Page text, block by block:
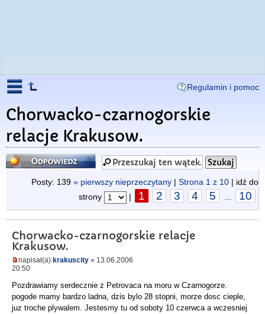
Regulamin i pomoc
Chorwacko-czarnogorskie
relacje Krakusow.
Odpowiedz
Posty: 139 » pierwszy nieprzeczytany | Strona 1 z 10 | idź do
strony
| 1 2 3 4 5 10
Chorwacko-czarnogorskie relacje
Krakusow.
napisał(a) krakuscity » 13.06.2006
20:50
Pozdrawiamy serdecznie z Petrovaca na moru w Czarnogorze.
pogode mamy bardzo ladna, dzis bylo 28 stopni, morze dosc cieple,
juz troche plywalem. Jestesmy tu od soboty 10 czerwca a wczesniej